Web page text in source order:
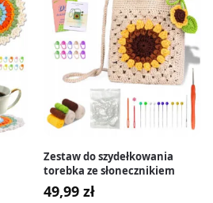
Zestaw do szydełkowania
torebka ze słonecznikiem
49,99 zł